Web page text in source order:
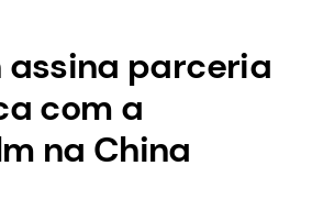
assina parceria
com a
na China